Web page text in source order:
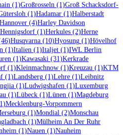
(1)Großrosseln (1)Groß Schacksdorf-
(1)Hadamar (1)Halberstadt
Hannover (4)Harley Davidson
Hennigsdorf (1)Herkules (2)Herne
Husqvarna (10)Hyosung (1)Hövelhof
(1)Italien (1)Italjet (1)IWL Berlin
(1)Kawasaki (31)Kerkrade
(1)Kleinmachnow (1)Kreuzau (1)KTM
(1)Landsberg (1)Lehre (1)Leibnitz
(1)Ludwigshafen (1)Luxemburg
(1)Lübeck (1)Lünen (1)Magdeburg
Mecklenburg-Vorpommern
(1)Mondial (2)Monschau
(1)Mülheim An Der Ruhr
(1)Nauen (1)Nauheim